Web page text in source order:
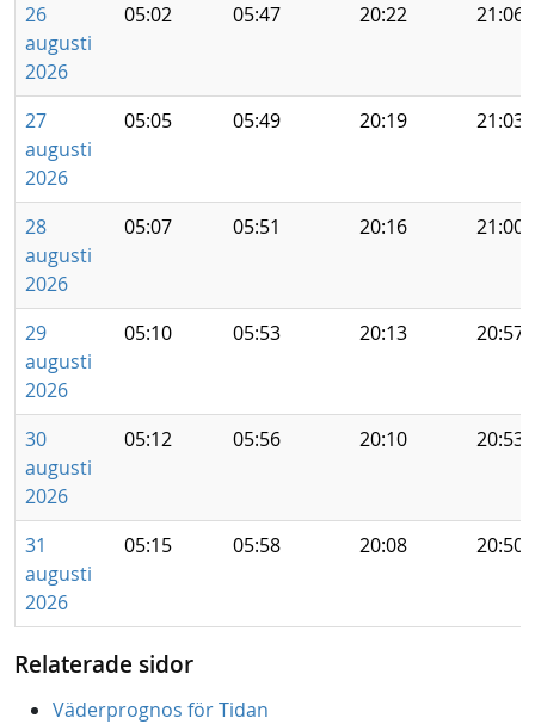
26
augusti
2026
05:02 05:47 20:22 21:06
27
augusti
2026
05:05 05:49 20:19 21:03
28
augusti
2026
05:07 05:51 20:16 21:00
29
augusti
2026
05:10 05:53 20:13 20:57
30
augusti
2026
05:12 05:56 20:10 20:53
31
augusti
2026
05:15 05:58 20:08 20:50
Relaterade sidor
Väderprognos för Tidan